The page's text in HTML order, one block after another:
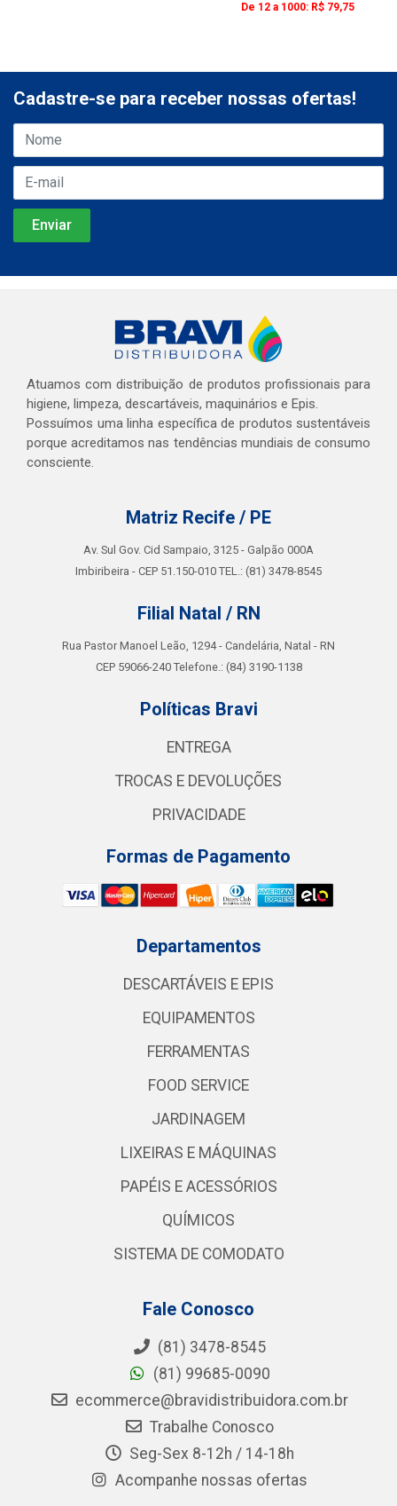
De 12 a 1000: R$ 79,75
Cadastre-se para receber nossas ofertas!
Atuamos com distribuição de produtos profissionais para
higiene, limpeza, descartáveis, maquinários e Epis.
Possuímos uma linha específica de produtos sustentáveis
porque acreditamos nas tendências mundiais de consumo
consciente.
Matriz Recife / PE
Av. Sul Gov. Cid Sampaio, 3125 - Galpão 000A
Imbiribeira - CEP 51.150-010 TEL.: (81) 3478-8545
Filial Natal / RN
Rua Pastor Manoel Leão, 1294 - Candelária, Natal - RN
CEP 59066-240 Telefone.: (84) 3190-1138
Políticas Bravi
ENTREGA
TROCAS E DEVOLUÇÕES
PRIVACIDADE
Formas de Pagamento
Departamentos
DESCARTÁVEIS E EPIS
EQUIPAMENTOS
FERRAMENTAS
FOOD SERVICE
JARDINAGEM
LIXEIRAS E MÁQUINAS
PAPÉIS E ACESSÓRIOS
QUÍMICOS
SISTEMA DE COMODATO
Fale Conosco
(81) 3478-8545
(81) 99685-0090
ecommerce@bravidistribuidora.com.br
Trabalhe Conosco
Seg-Sex 8-12h / 14-18h
Acompanhe nossas ofertas